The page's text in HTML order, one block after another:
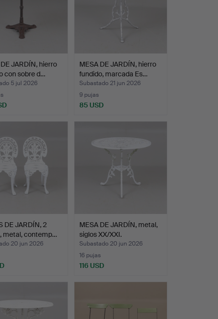
JARDÍN, hierro
con sobre d…
5 jul 2026
MESA DE JARDÍN, hierro
fundido, marcada Es…
Subastado 21 jun 2026
9 pujas
85 USD
DE JARDÍN, 2
metal, contemp…
20 jun 2026
MESA DE JARDÍN, metal,
siglos XX/XXI.
Subastado 20 jun 2026
16 pujas
116 USD